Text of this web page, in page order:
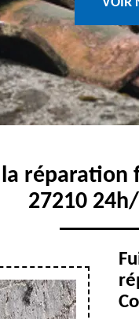
27210